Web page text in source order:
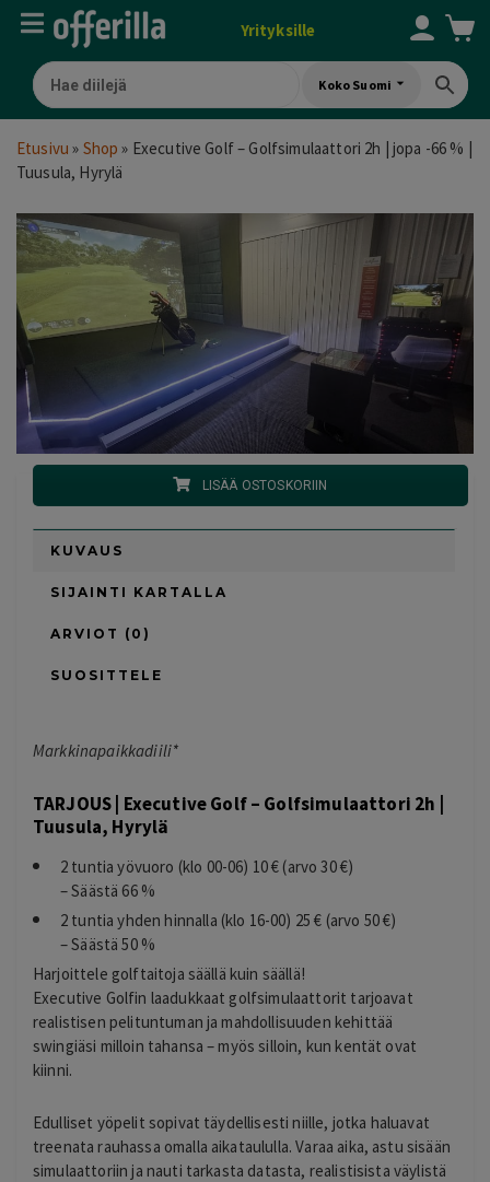
Yrityksille
Koko Suomi
Etusivu » Shop » Executive Golf – Golfsimulaattori 2h | jopa -66 % |
Tuusula, Hyrylä
LISÄÄ OSTOSKORIIN
KUVAUS
SIJAINTI KARTALLA
ARVIOT (0)
SUOSITTELE
Markkinapaikkadiili*
TARJOUS | Executive Golf – Golfsimulaattori 2h |
Tuusula, Hyrylä
2 tuntia yövuoro (klo 00-06) 10 € (arvo 30 €)
– Säästä 66 %
2 tuntia yhden hinnalla (klo 16-00) 25 € (arvo 50 €)
– Säästä 50 %
Harjoittele golftaitoja säällä kuin säällä!
Executive Golfin laadukkaat golfsimulaattorit tarjoavat
realistisen pelituntuman ja mahdollisuuden kehittää
swingiäsi milloin tahansa – myös silloin, kun kentät ovat
kiinni.
Edulliset yöpelit sopivat täydellisesti niille, jotka haluavat
treenata rauhassa omalla aikataululla. Varaa aika, astu sisään
simulaattoriin ja nauti tarkasta datasta, realistisista väylistä